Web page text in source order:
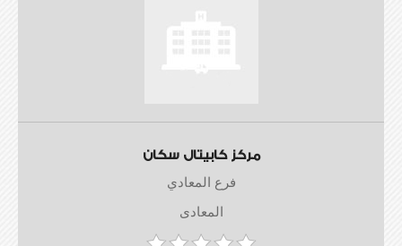
مركز كابيتال سكان
فرع المعادي
المعادى